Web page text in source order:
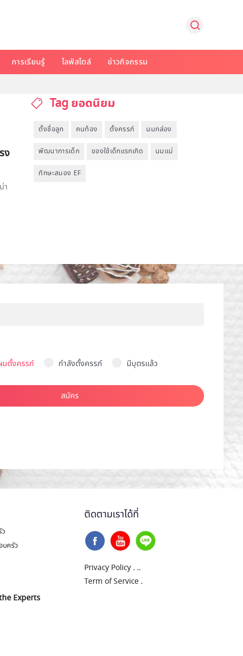
การเรียนรู้ ไลฟ์สไตล์ ข่าวกิจกรรม
ง
า
Tag ยอดนิยม
ตั้งชื่อลูก คนท้อง ตั้งครรภ์ นมกล่อง
พัฒนาการเด็ก ของใช้เด็กแรกเกิด นมแม่
ทักษะสมอง EF
นตั้งครรภ์
กำลังตั้งครรภ์ มีบุตรแล้ว
สมัคร
บครัว
Experts
ติดตามเราได้ที่
Privacy Policy . ..
Term of Service .